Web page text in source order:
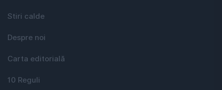
Stiri calde
Despre noi
Carta editorială
10 Reguli